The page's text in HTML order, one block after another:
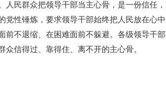
民群众把领导干部当主心骨，是一份信任，
党性锤炼，要求领导干部始终把人民放在心
前不退缩、在困难面前不躲避。各级领导干
众信得过、靠得住、离不开的主心骨。